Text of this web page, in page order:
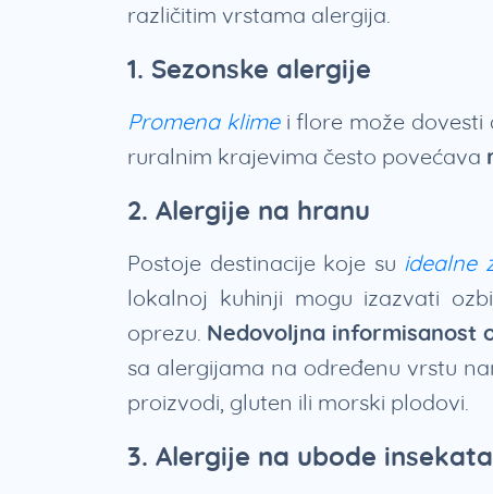
različitim vrstama alergija.
1. Sezonske alergije
Promena klimei flore može dovesti
ruralnim krajevima često povećava
2. Alergije na hranu
Postoje destinacije koje su idealne
lokalnoj kuhinji mogu izazvati
oprezu. Nedovoljna informisanost
sa alergijama na određenu vrstu
proizvodi, gluten ili morski plodovi.
3. Alergije na ubode insekata